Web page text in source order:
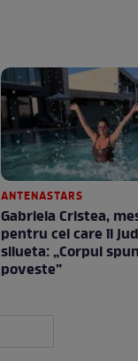
ANTENASTARS
Gabriela Cristea,
pentru cei care îi
silueta: „Corpul
poveste”